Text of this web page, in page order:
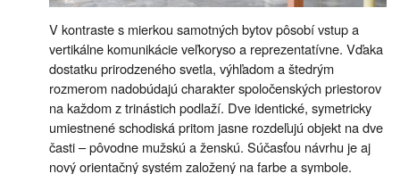
V kontraste s mierkou samotných bytov pôsobí vstup a
vertikálne komunikácie veľkoryso a reprezentatívne. Vďaka
dostatku prirodzeného svetla, výhľadom a štedrým
rozmerom nadobúdajú charakter spoločenských priestorov
na každom z trinástich podlaží. Dve identické, symetricky
umiestnené schodiská pritom jasne rozdeľujú objekt na dve
časti – pôvodne mužskú a ženskú. Súčasťou návrhu je aj
nový orientačný systém založený na farbe a symbole.